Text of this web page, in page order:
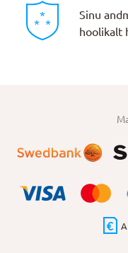
Sinu
hoolikalt